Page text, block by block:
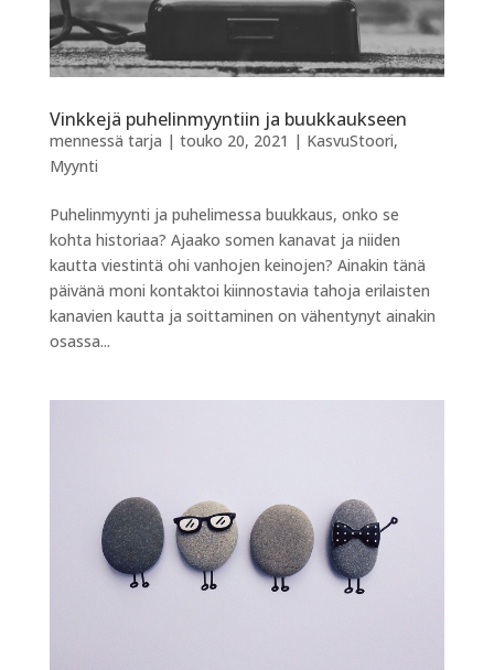
Vinkkejä puhelinmyyntiin ja buukkaukseen
mennessä tarja | touko 20, 2021 | KasvuStoori,
Myynti
Puhelinmyynti ja puhelimessa buukkaus, onko se
kohta historiaa? Ajaako somen kanavat ja niiden
kautta viestintä ohi vanhojen keinojen? Ainakin tänä
päivänä moni kontaktoi kiinnostavia tahoja erilaisten
kanavien kautta ja soittaminen on vähentynyt ainakin
osassa...